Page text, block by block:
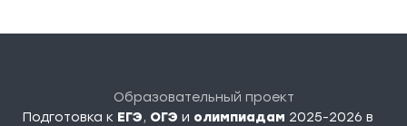
Образовательный проект
Подготовка к ЕГЭ, ОГЭ и олимпиадам 2025-2026 в